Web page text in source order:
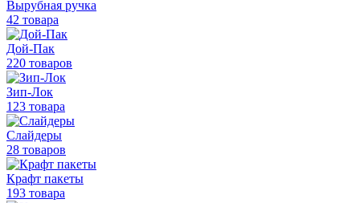
Вырубная ручка
42 товара
Дой-Пак
220 товаров
Зип-Лок
123 товара
Слайдеры
28 товаров
Крафт пакеты
193 товара